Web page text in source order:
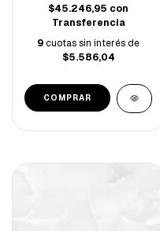
$45.246,95 con
Transferencia
9cuotas sin interés de
$5.586,04